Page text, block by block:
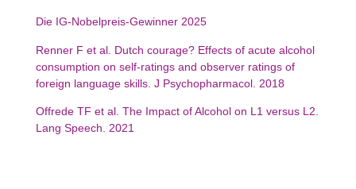
Die IG-Nobel­preis-Gewinner 2025
Renner F et al. Dutch courage? Effects of acute alcohol
consump­tion on self-ratings and observer ratings of
foreign language skills. J Psycho­phar­macol. 2018
Offrede TF et al. The Impact of Alcohol on L1 versus L2.
Lang Speech. 2021